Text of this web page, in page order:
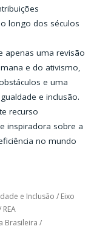
longo dos séculos
apenas uma revisão
e do ativismo,
e uma
e inclusão.
recurso
inspiradora sobre a
no mundo
e Inclusão / Eixo
REA
Brasileira /